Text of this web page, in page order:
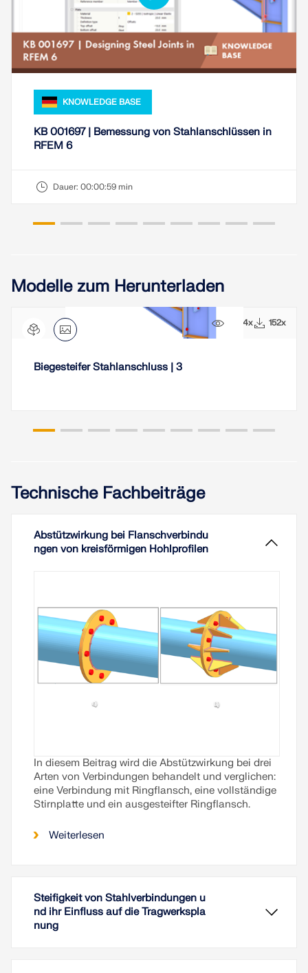
KNOWLEDGE BASE
KB 001697 | Bemessung von Stahlanschlüssen in
RFEM 6
Dauer: 00:00:59 min
Modelle zum Herunterladen
2404x 152x
Biegesteifer Stahlanschluss | 3
Technische Fachbeiträge
Abstützwirkung bei Flanschverbindu
ngen von kreisförmigen Hohlprofilen
In diesem Beitrag wird die Abstützwirkung bei drei
Arten von Verbindungen behandelt und verglichen:
eine Verbindung mit Ringflansch, eine vollständige
Stirnplatte und ein ausgesteifter Ringflansch.
Weiterlesen
Steifigkeit von Stahlverbindungen u
nd ihr Einfluss auf die Tragwerkspla
nung